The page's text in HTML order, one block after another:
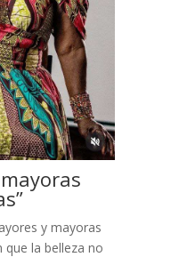
y mayoras
que la belleza no